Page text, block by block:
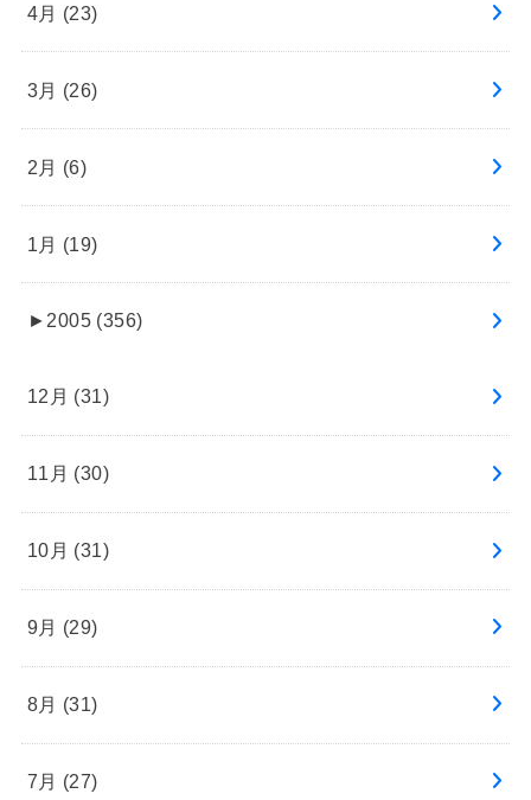
4月 (23)
3月 (26)
2月 (6)
1月 (19)
► 2005 (356)
12月 (31)
11月 (30)
10月 (31)
9月 (29)
8月 (31)
7月 (27)